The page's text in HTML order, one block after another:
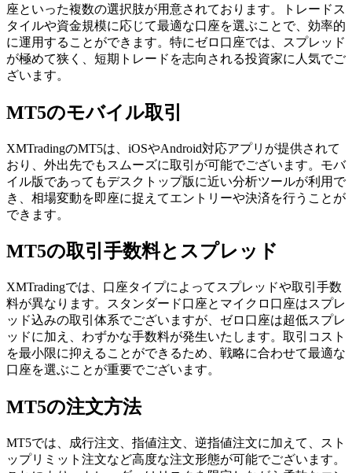
座といった複数の選択肢が用意されております。トレードス
タイルや資金規模に応じて最適な口座を選ぶことで、効率的
に運用することができます。特にゼロ口座では、スプレッド
が極めて狭く、短期トレードを志向される投資家に人気でご
ざいます。
MT5のモバイル取引
XMTradingのMT5は、iOSやAndroid対応アプリが提供されて
おり、外出先でもスムーズに取引が可能でございます。モバ
イル版であってもデスクトップ版に近い分析ツールが利用で
き、相場変動を即座に捉えてエントリーや決済を行うことが
できます。
MT5の取引手数料とスプレッド
XMTradingでは、口座タイプによってスプレッドや取引手数
料が異なります。スタンダード口座とマイクロ口座はスプレ
ッド込みの取引体系でございますが、ゼロ口座は超低スプレ
ッドに加え、わずかな手数料が発生いたします。取引コスト
を最小限に抑えることができるため、戦略に合わせて最適な
口座を選ぶことが重要でございます。
MT5の注文方法
MT5では、成行注文、指値注文、逆指値注文に加えて、スト
ップリミット注文など高度な注文形態が可能でございます。